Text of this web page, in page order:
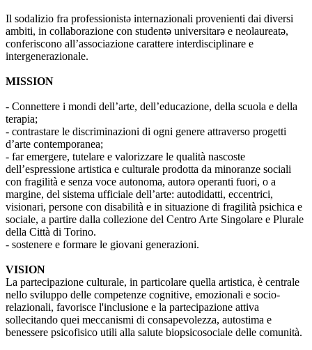
Il sodalizio fra professionistə internazionali provenienti dai diversi
ambiti, in collaborazione con studentə universitarə e neolaureatə,
conferiscono all’associazione carattere interdisciplinare e
intergenerazionale.
MISSION
- Connettere i mondi dell’arte, dell’educazione, della scuola e della
terapia;
- contrastare le discriminazioni di ogni genere attraverso progetti
d’arte contemporanea;
- far emergere, tutelare e valorizzare le qualità nascoste
dell’espressione artistica e culturale prodotta da minoranze sociali
con fragilità e senza voce autonoma, autorə operanti fuori, o a
margine, del sistema ufficiale dell’arte: autodidatti, eccentrici,
visionari, persone con disabilità e in situazione di fragilità psichica e
sociale, a partire dalla collezione del Centro Arte Singolare e Plurale
della Città di Torino.
- sostenere e formare le giovani generazioni.
VISION
La partecipazione culturale, in particolare quella artistica, è centrale
nello sviluppo delle competenze cognitive, emozionali e socio-
relazionali, favorisce l'inclusione e la partecipazione attiva
sollecitando quei meccanismi di consapevolezza, autostima e
benessere psicofisico utili alla salute biopsicosociale delle comunità.